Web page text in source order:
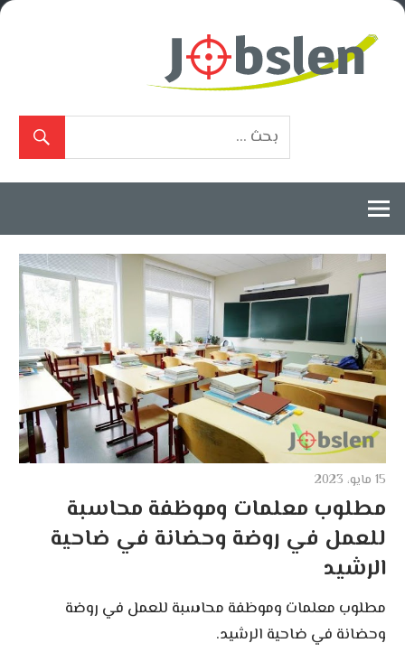
Skip
15 مايو، 2023
مطلوب معلمات وموظفة محاسبة
للعمل في روضة وحضانة في ضاحية
الرشيد
مطلوب معلمات وموظفة محاسبة للعمل في روضة
وحضانة في ضاحية الرشيد.